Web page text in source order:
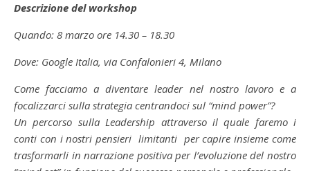
Descrizione del workshop
Quando: 8 marzo ore 14.30 – 18.30
Dove: Google Italia, via Confalonieri 4, Milano
Come facciamo a diventare leader nel nostro lavoro e a
focalizzarci sulla strategia centrandoci sul “mind power”?
Un percorso sulla Leadership attraverso il quale faremo i
conti con i nostri pensieri limitanti per capire insieme come
trasformarli in narrazione positiva per l’evoluzione del nostro